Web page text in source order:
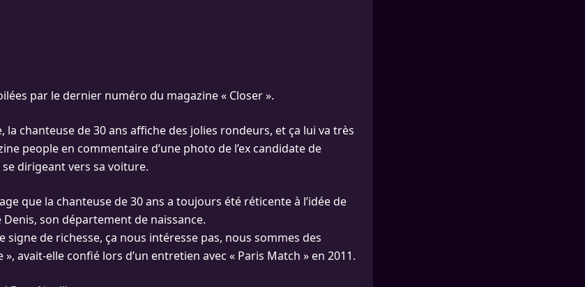
par le dernier numéro du magazine « Closer ».
la chanteuse de 30 ans affiche des jolies rondeurs, et ça lui va très
people en commentaire d’une photo de l’ex candidate de
se dirigeant vers sa voiture.
que la chanteuse de 30 ans a toujours été réticente à l’idée de
son département de naissance.
signe de richesse, ça nous intéresse pas, nous sommes des
», avait-elle confié lors d’un entretien avec « Paris Match » en 2011.